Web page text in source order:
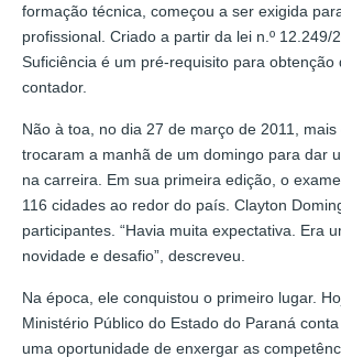
formação técnica, começou a ser exigida
profissional. Criado a partir da lei n.º 12.249/
Suficiência é um pré-requisito para obtenção
contador.
Não à toa, no dia 27 de março de 2011,
trocaram a manhã de um domingo para dar
na carreira. Em sua primeira edição, o
116 cidades ao redor do país. Clayton
participantes. “Havia muita expectativa. Era
novidade e desafio”, descreveu.
Na época, ele conquistou o primeiro lugar.
Ministério Público do Estado do Paraná
uma oportunidade de enxergar as